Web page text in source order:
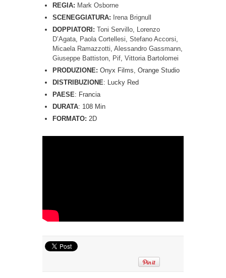
REGIA: Mark Osborne
SCENEGGIATURA: Irena Brignull
DOPPIATORI: Toni Servillo
Lorenzo
D’Agata
Paola Cortellesi Stefano Accorsi
Micaela Ramazzotti Alessandro Gassmann
Giuseppe Battiston
Pif Vittoria Bartolomei
PRODUZIONE: Onyx Films, Orange Studio
DISTRIBUZIONE: Lucky Red
PAESE: Francia
DURATA: 108 Min
FORMATO: 2D